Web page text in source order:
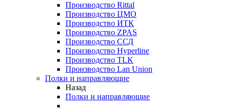
Производство Rittal
Производство ЦМО
Производство ИТК
Производство ZPAS
Производство ССД
Производство Hyperline
Производство TLK
Производство Lan Union
Полки и направляющие
Назад
Полки и направляющие